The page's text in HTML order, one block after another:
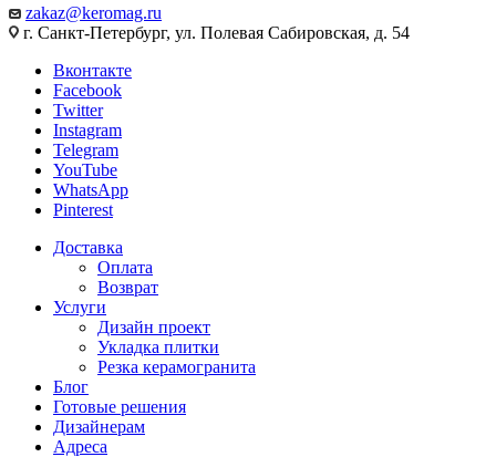
zakaz@keromag.ru
г. Санкт-Петербург, ул. Полевая Сабировская, д. 54
Вконтакте
Facebook
Twitter
Instagram
Telegram
YouTube
WhatsApp
Pinterest
Доставка
Оплата
Возврат
Услуги
Дизайн проект
Укладка плитки
Резка керамогранита
Блог
Готовые решения
Дизайнерам
Адреса